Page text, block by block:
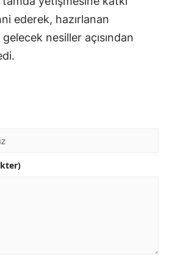
ederek, hazırlanan
nesiller açısından